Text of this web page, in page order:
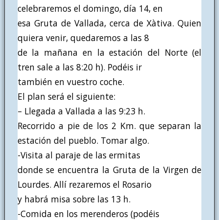
celebraremos el domingo, día 14, en
esa Gruta de Vallada, cerca de Xàtiva. Quien
quiera venir, quedaremos a las 8
de la mañana en la estación del Norte (el
tren sale a las 8:20 h). Podéis ir
también en vuestro coche.
El plan será el siguiente:
– Llegada a Vallada a las 9:23 h.
Recorrido a pie de los 2 Km. que separan la
estación del pueblo. Tomar algo.
-Visita al paraje de las ermitas
donde se encuentra la Gruta de la Virgen de
Lourdes. Allí rezaremos el Rosario
y habrá misa sobre las 13 h.
-Comida en los merenderos (podéis